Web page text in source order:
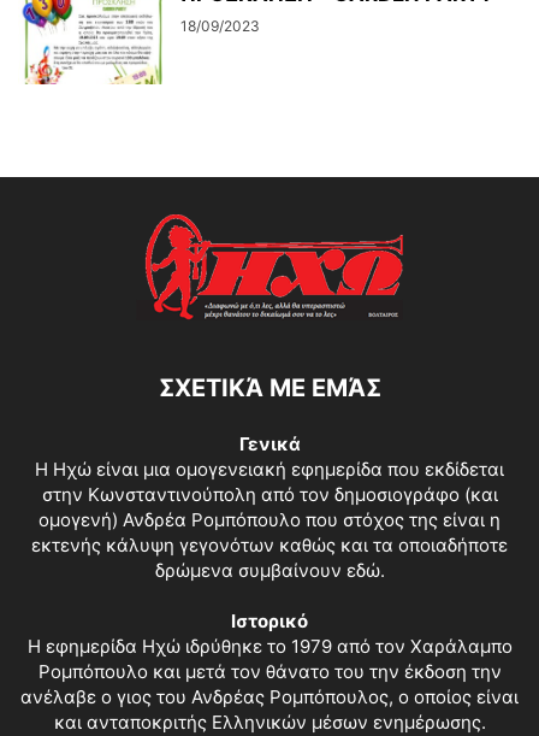
18/09/2023
ΣΧΕΤΙΚΆ ΜΕ ΕΜΆΣ
Γενικά
Η Ηχώ είναι μια ομογενειακή εφημερίδα που εκδίδεται
στην Κωνσταντινούπολη από τον δημοσιογράφο (και
ομογενή) Ανδρέα Ρομπόπουλο που στόχος της είναι η
εκτενής κάλυψη γεγονότων καθώς και τα οποιαδήποτε
δρώμενα συμβαίνουν εδώ.
Ιστορικό
Η εφημερίδα Ηχώ ιδρύθηκε το 1979 από τον Χαράλαμπο
Ρομπόπουλο και μετά τον θάνατο του την έκδοση την
ανέλαβε ο γιος του Ανδρέας Ρομπόπουλος, ο οποίος είναι
και ανταποκριτής Ελληνικών μέσων ενημέρωσης.